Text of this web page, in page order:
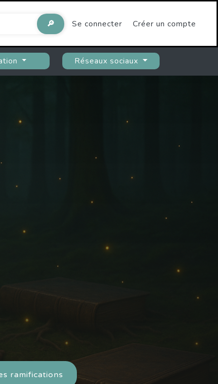
🔎 Se connecter Créer un compte
Réseaux sociaux
ramifications